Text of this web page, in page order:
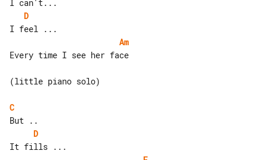
D
Am
Every time I see her face
(little piano solo)
C
D